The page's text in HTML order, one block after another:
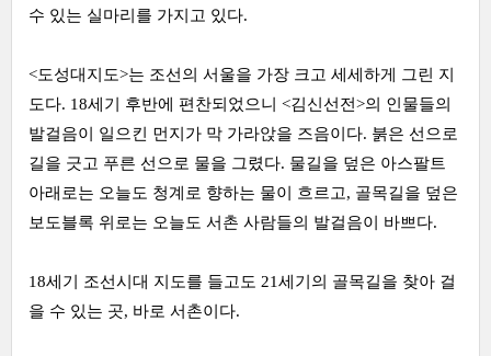
수 있는 실마리를 가지고 있다.
<도성대지도>는 조선의 서울을 가장 크고 세세하게 그린 지
도다. 18세기 후반에 편찬되었으니 <김신선전>의 인물들의
발걸음이 일으킨 먼지가 막 가라앉을 즈음이다. 붉은 선으로
길을 긋고 푸른 선으로 물을 그렸다. 물길을 덮은 아스팔트
아래로는 오늘도 청계로 향하는 물이 흐르고, 골목길을 덮은
보도블록 위로는 오늘도 서촌 사람들의 발걸음이 바쁘다.
18세기 조선시대 지도를 들고도 21세기의 골목길을 찾아 걸
을 수 있는 곳, 바로 서촌이다.